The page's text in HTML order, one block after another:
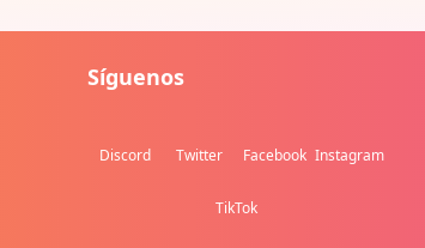
Síguenos
Discord Twitter Facebook Instagram
TikTok